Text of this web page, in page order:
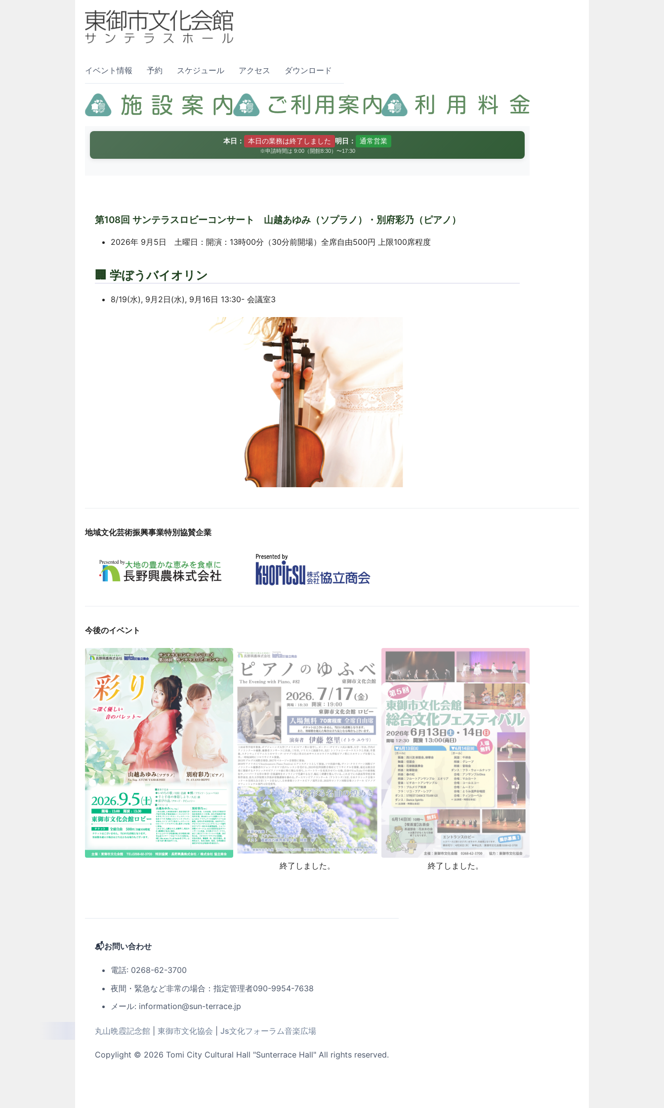
イベント情報 予約 スケジュール アクセス ダウンロード
地域文化芸術振興事業特別協賛企業
今後のイベント
終了しました。 終了しました。
📬お問い合わせ
電話: 0268-62-3700
夜間・緊急など非常の場合：指定管理者090-9954-7638
メール: information@sun-terrace.jp
丸山晩霞記念館 東御市文化協会 Js文化フォーラム音楽広場
Copylight © 2026 Tomi City Cultural Hall "Sunterrace Hall" All rights reserved.